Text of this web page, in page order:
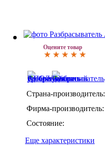
Оцените товар
Страна-производитель:
Фирма-производитель:
Состояние:
Еще характеристики